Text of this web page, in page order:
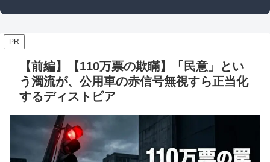
PR
【前編】【110万票の欺瞞】「民意」とい
う濁流が、公用車の赤信号無視すら正当化
するディストピア